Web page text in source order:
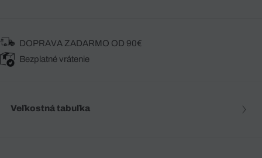
DOPRAVA ZADARMO OD 90€
Bezplatné vrátenie
Veľkostná tabuľka